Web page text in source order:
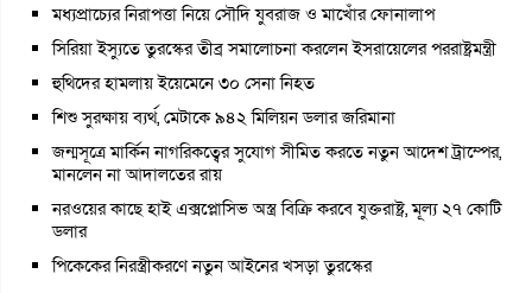
মধ্যপ্রাচ্যের নিরাপত্তা নিয়ে সৌদি যুবরাজ ও মাখোঁর ফোনালাপ
সিরিয়া ইস্যুতে তুরস্কের তীব্র সমালোচনা করলেন ইসরায়েলের পররাষ্ট্রমন্ত্রী
হুথিদের হামলায় ইয়েমেনে ৩০ সেনা নিহত
শিশু সুরক্ষায় ব্যর্থ, মেটাকে ৯৪২ মিলিয়ন ডলার জরিমানা
জন্মসূত্রে মার্কিন নাগরিকত্বের সুযোগ সীমিত করতে নতুন আদেশ ট্রাম্পের,
মানলেন না আদালতের রায়
নরওয়ের কাছে হাই এক্সপ্লোসিভ অস্ত্র বিক্রি করবে যুক্তরাষ্ট্র, মূল্য ২৭ কোটি
ডলার
পিকেকের নিরস্ত্রীকরণে নতুন আইনের খসড়া তুরস্কের